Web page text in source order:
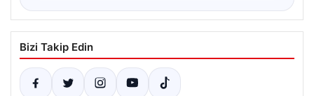
Bizi Takip Edin